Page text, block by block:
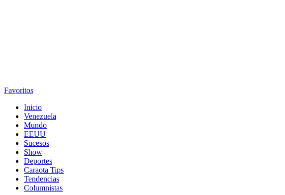
Favoritos
Inicio
Venezuela
Mundo
EEUU
Sucesos
Show
Deportes
Caraota Tips
Tendencias
Columnistas